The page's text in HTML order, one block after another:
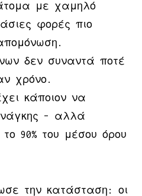
με χαμηλό
φορές πιο
δεν συναντά ποτέ
χρόνο.
κάποιον να
– αλλά
90% του μέσου όρου
την κατάσταση: οι